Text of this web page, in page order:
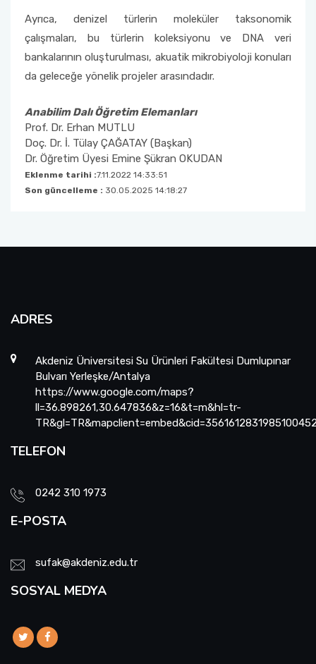
Ayrıca, denizel türlerin moleküler taksonomik
çalışmaları, bu türlerin koleksiyonu ve DNA veri
bankalarının oluşturulması, akuatik mikrobiyoloji konuları
da geleceğe yönelik projeler arasındadır.
Anabilim Dalı Öğretim Elemanları
Prof. Dr. Erhan MUTLU
Doç. Dr. İ. Tülay ÇAĞATAY (Başkan)
Dr. Öğretim Üyesi Emine Şükran OKUDAN
Eklenme tarihi :7.11.2022 14:33:51
Son güncelleme : 30.05.2025 14:18:27
ADRES
Akdeniz Üniversitesi Su Ürünleri Fakültesi Dumlupınar
Bulvarı Yerleşke/Antalya
https://www.google.com/maps?
ll=36.898261,30.647836&z=16&t=m&hl=tr-
TELEFON
0242 310 1973
E-POSTA
sufak@akdeniz.edu.tr
SOSYAL MEDYA